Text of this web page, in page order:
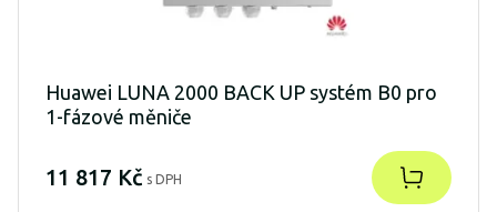
Huawei LUNA 2000 BACK UP systém B0 pro
1-fázové měniče
11 817 Kč s DPH